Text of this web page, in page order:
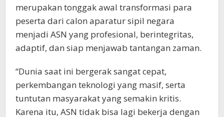
merupakan tonggak awal transformasi para
peserta dari calon aparatur sipil negara
menjadi ASN yang profesional, berintegritas,
adaptif, dan siap menjawab tantangan zaman.
“Dunia saat ini bergerak sangat cepat,
perkembangan teknologi yang masif, serta
tuntutan masyarakat yang semakin kritis.
Karena itu, ASN tidak bisa lagi bekerja dengan